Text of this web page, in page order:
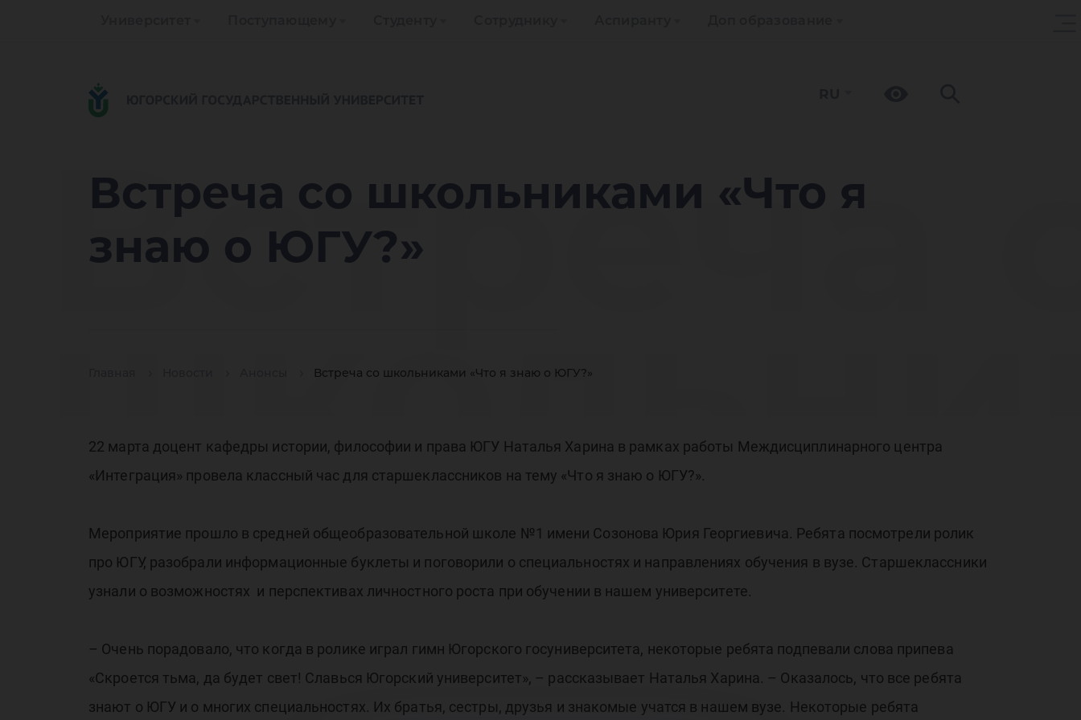
Встреча со школьниками «Что я
знаю о ЮГУ?»
Встреча со школьниками «Что я знаю о ЮГУ?»
Встреча
«Что я
22 марта доцент кафедры истории, философии и права ЮГУ Наталья Харина в рамках работы Междисциплинарного центра
«Интеграция» провела классный час для старшеклассников на тему «Что я знаю о ЮГУ?».
Мероприятие прошло в средней общеобразовательной школе №1 имени Созонова Юрия Георгиевича. Ребята посмотрели ролик
про ЮГУ, разобрали информационные буклеты и поговорили о специальностях и направлениях обучения в вузе. Старшеклассники
узнали о возможностях и перспективах личностного роста при обучении в нашем университете.
– Очень порадовало, что когда в ролике играл гимн Югорского госуниверситета, некоторые ребята подпевали слова припева
«Скроется тьма, да будет свет! Славься Югорский университет», – рассказывает Наталья Харина. – Оказалось, что все ребята
знают о ЮГУ и о многих специальностях. Их братья, сестры, друзья и знакомые учатся в нашем вузе. Некоторые ребята